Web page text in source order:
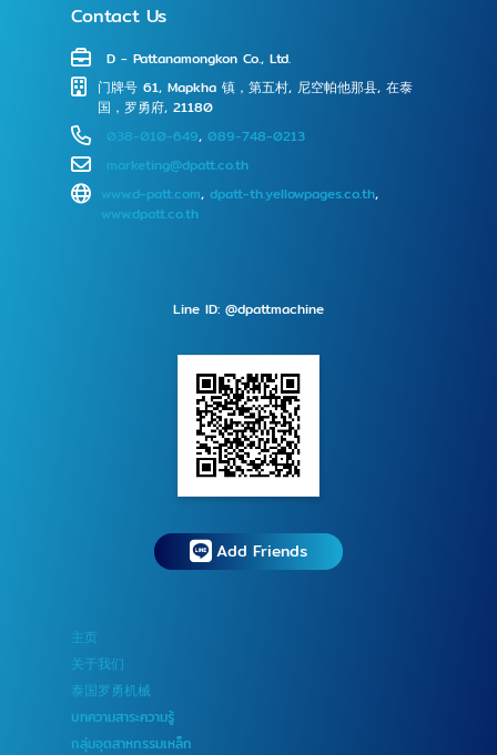
Contact Us
D - Pattanamongkon Co., Ltd.
⻔牌号 61, Mapkha 镇，第五村, 尼空帕他那县, 在泰
国，罗勇府, 21180
038-010-649, 089-748-0213
marketing@dpatt.co.th
www.d-patt.com,dpatt-th.yellowpages.co.th,
www.dpatt.co.th
Line ID: @dpattmachine
Add Friends
主页
关于我们
泰国罗勇机械
บทความสาระความรู้
กลุ่มอุตสาหกรรมเหล็ก